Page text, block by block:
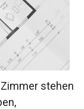
stehen